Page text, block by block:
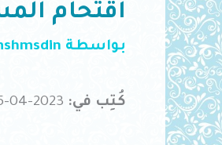
اقتحام
بواسطة
كُتِب في: 2023-04-05